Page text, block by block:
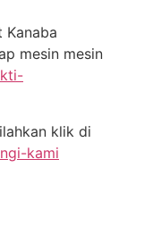
Kanaba
mesin mesin
klik di
kami